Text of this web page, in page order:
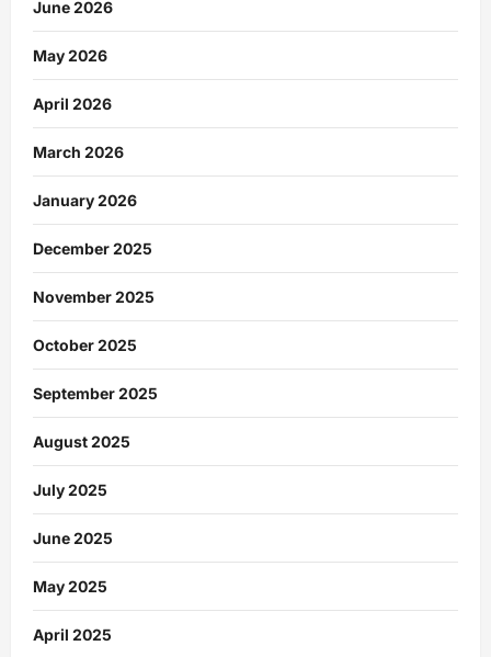
June 2026
May 2026
April 2026
March 2026
January 2026
December 2025
November 2025
October 2025
September 2025
August 2025
July 2025
June 2025
May 2025
April 2025